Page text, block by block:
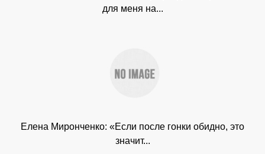
для меня на...
Елена Миронченко: «Если после гонки обидно, это
значит...